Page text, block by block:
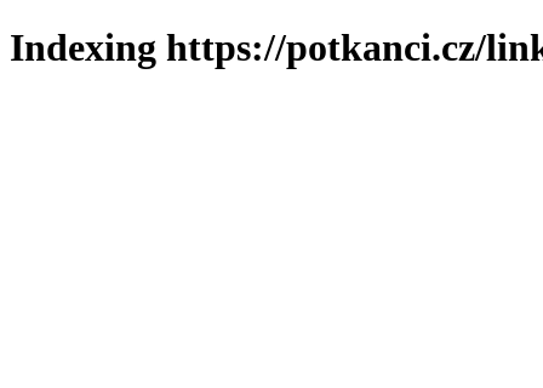
Indexing https://potkanci.cz/